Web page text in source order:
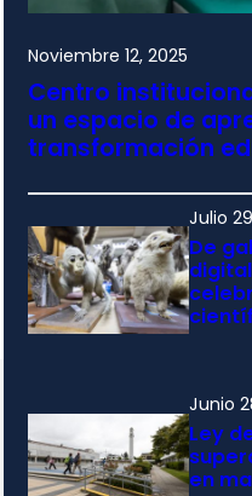
Noviembre 12, 2025
Centro
un espacio de
transformación
Julio
De
Junio
Ley
en